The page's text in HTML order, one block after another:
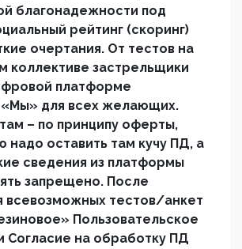
благонадежности под
рейтинг (скоринг)
очертания. От тестов на
коллективе застрельщики
платформе
«Мы» для всех желающих.
– по принципу оферты,
надо оставить там кучу ПД, а
сведения из платформы
запрещено. После
всевозможных тестов/анкет
Пользовательское
Согласие на обработку ПД